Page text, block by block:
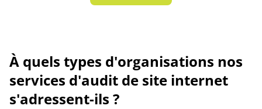
À quels types d'organisations nos
services d'audit de site internet
s'adressent-ils ?